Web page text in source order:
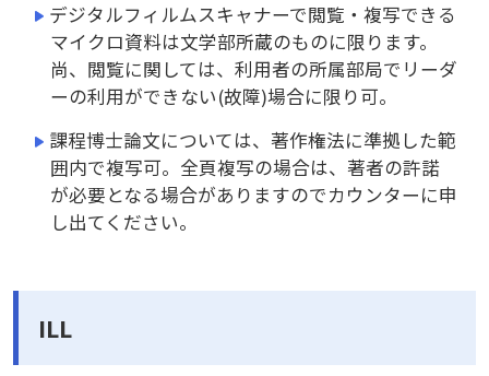
デジタルフィルムスキャナーで閲覧・複写できる
マイクロ資料は文学部所蔵のものに限ります。
尚、閲覧に関しては、利用者の所属部局でリーダ
ーの利用ができない(故障)場合に限り可。
課程博士論文については、著作権法に準拠した範
囲内で複写可。全頁複写の場合は、著者の許諾
が必要となる場合がありますのでカウンターに申
し出てください。
ILL